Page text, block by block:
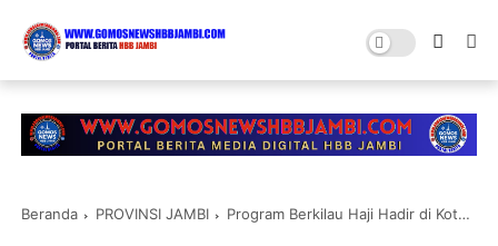
Beranda PROVINSI JAMBI Program Berkilau Haji Hadir di Kota Jambi, Kerja Sama Pemkot Jambi dan BSI Mudahkan Masyarakat Tunaikan Rukun Islam